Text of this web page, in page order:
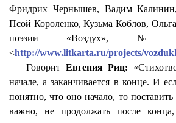
Фридрих Чернышев, Вадим
Псой Короленко, Кузьма Коблов,
поэзии «Воздух»,
<http://www.litkarta.ru/projects/
Говорит ЕвгенияРиц:
начале, а заканчивается в конце. И
понятно, что оно начало, то
важно, не продолжать после